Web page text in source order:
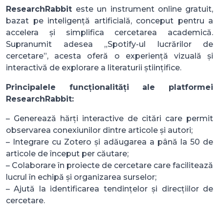
ResearchRabbit este un instrument online gratuit,
bazat pe inteligență artificială, conceput pentru a
accelera și simplifica cercetarea academică.
Supranumit adesea „Spotify-ul lucrărilor de
cercetare”, acesta oferă o experiență vizuală și
interactivă de explorare a literaturii științifice.
Principalele funcționalități ale platformei
ResearchRabbit:
– Generează hărți interactive de citări care permit
observarea conexiunilor dintre articole și autori;
– Integrare cu Zotero și adăugarea a până la 50 de
articole de început per căutare;
– Colaborare în proiecte de cercetare care facilitează
lucrul în echipă și organizarea surselor;
– Ajută la identificarea tendințelor și direcțiilor de
cercetare.